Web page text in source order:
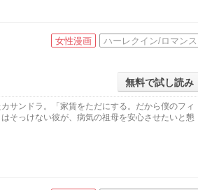
女性漫画 ハーレクイン/ロマンス
無料で試し読み
サンドラ。「家賃をただにする。だから僕のフィ
そっけない彼が、病気の祖母を安心させたいと懇